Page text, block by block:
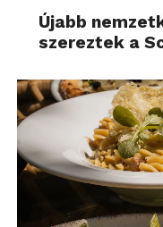
Újabb
szereztek a